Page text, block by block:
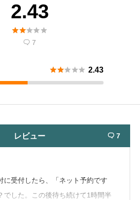
2.43

 7
 2.43
レビュー  7
に受付したら、「ネット予約です
でした。この後待ち続けて1時間半